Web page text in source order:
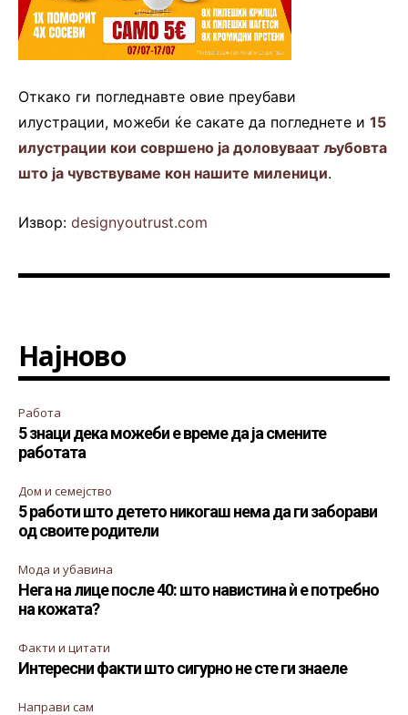
Откако ги погледнавте овие преубави
илустрации, можеби ќе сакате да погледнете и 15
илустрации кои совршено ја доловуваат љубовта
што ја чувствуваме кон нашите миленици.
Извор: designyoutrust.com
Најново
Работа
5 знаци дека можеби е време да ја смените
работата
Дом и семејство
5 работи што детето никогаш нема да ги заборави
од своите родители
Мода и убавина
Нега на лице после 40: што навистина ѝ е потребно
на кожата?
Факти и цитати
Интересни факти што сигурно не сте ги знаеле
Направи сам